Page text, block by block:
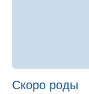
Скоро роды